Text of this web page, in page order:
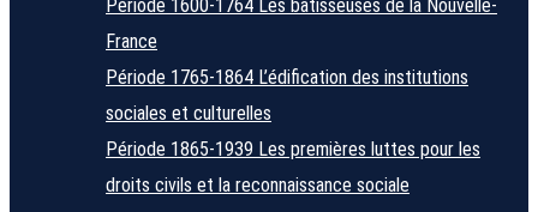
Période 1600-1764 Les bâtisseuses de la Nouvelle-
France
Période 1765-1864 L’édification des institutions
sociales et culturelles
Période 1865-1939 Les premières luttes pour les
droits civils et la reconnaissance sociale